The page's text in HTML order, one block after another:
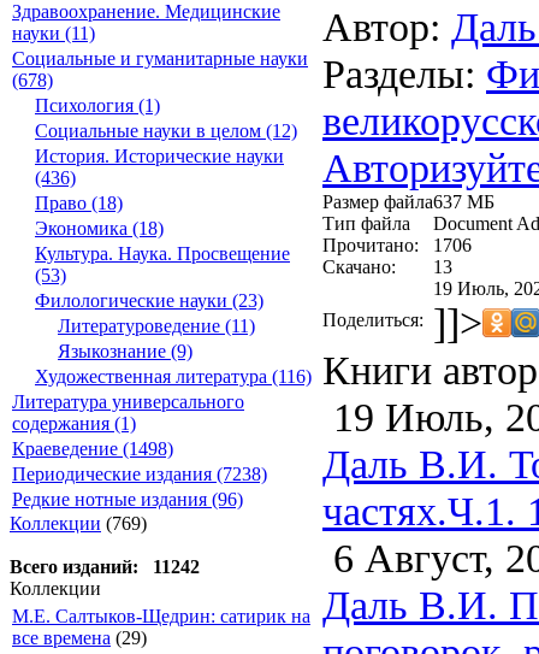
Здравоохранение. Медицинские
науки (11)
Социальные и гуманитарные науки
(678)
Психология (1)
Социальные науки в целом (12)
История. Исторические науки
(436)
Право (18)
Экономика (18)
Культура. Наука. Просвещение
(53)
Филологические науки (23)
Литературоведение (11)
Языкознание (9)
Художественная литература (116)
Литература универсального
содержания (1)
Краеведение (1498)
Периодические издания (7238)
Редкие нотные издания (96)
Коллекции (769)
Всего изданий: 11242
Коллекции
М.Е. Салтыков-Щедрин: сатирик на
все времена (29)
Автор:
Разделы:
Размер файла637 МБ
Тип файла
Document
Прочитано:
1706
Скачано:
13
19 Июль,
Поделиться: ]]>
Книги
19 Июль,
Даль В.И.
частях.Ч.1.
6 Август,
Даль В.И.